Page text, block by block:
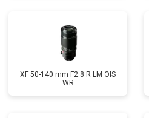
XF 50-140 mm F2.8 R LM OIS
WR